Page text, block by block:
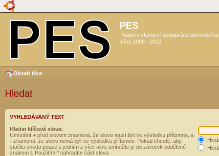
PES
Podpora efektivní spolupráce
sféry 2009 - 2012
Obsah fóra
Hledat
VYHLEDÁVANÝ TEXT
Hledat klíčová slova:
Umístění + před slovem znamená, že slovo musí být ve výsledku přítomno, a
- znamená, že slovo nemá být ve výsledku přítomno. Pokud chcete, aby
stačila shoda pouze s jedním z více slov, umístěte je do závorek oddělené
znakem | . Použitím * nahradíte část slova